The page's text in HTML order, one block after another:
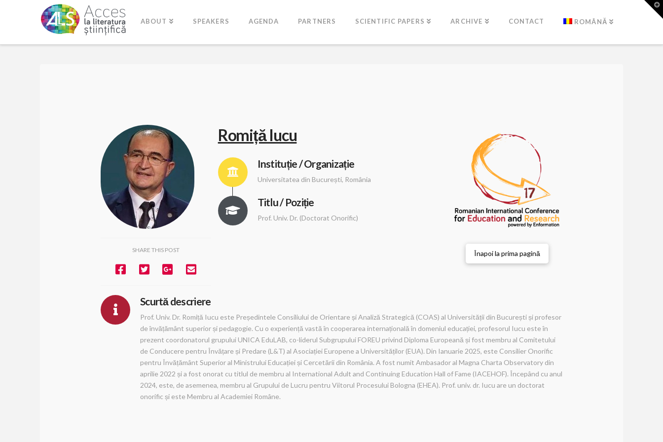
ABOUT SPEAKERS AGENDA PARTNERS SCIENTIFIC PAPERS ARCHIVE CONTACT ROMÂNĂ
SHARE THIS POST
Romiță Iucu
Instituție / Organizație
Universitatea din București, România
Titlu / Poziție
Prof. Univ. Dr. (Doctorat Onorific)
Înapoi la prima pagină
Scurtă descriere
Prof. Univ. Dr. Romiță Iucu este Președintele Consiliului de Orientare și Analiză Strategică (COAS) al Universității din București și profesor
de învățământ superior și pedagogie. Cu o experiență vastă în cooperarea internațională în domeniul educației, profesorul Iucu este în
prezent coordonatorul grupului UNICA EduLAB, co-liderul Subgrupului FOREU privind Diploma Europeană și fost membru al Comitetului
de Conducere pentru Învățare și Predare (L&T) al Asociației Europene a Universităților (EUA). Din Ianuarie 2025, este Consilier Onorific
pentru Învățământ Superior al Ministrului Educației și Cercetării din România. A fost numit Ambasador al Magna Charta Observatory din
aprilie 2022 și a fost onorat cu titlul de membru al International Adult and Continuing Education Hall of Fame (IACEHOF). Începând cu anul
2024, este, de asemenea, membru al Grupului de Lucru pentru Viitorul Procesului Bologna (EHEA). Prof. univ. dr. Iucu are un doctorat
onorific și este Membru al Academiei Române.